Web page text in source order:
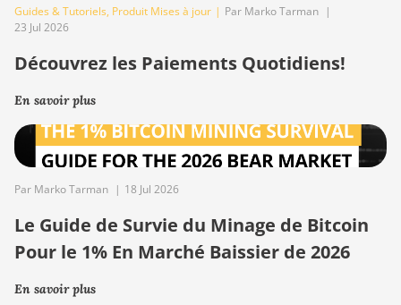
Guides & Tutoriels, Produit Mises à jour | Par Marko Tarman |
23 Jul 2026
Découvrez les Paiements Quotidiens!
En savoir plus
Par Marko Tarman | 18 Jul 2026
Le Guide de Survie du Minage de Bitcoin
Pour le 1% En Marché Baissier de 2026
En savoir plus